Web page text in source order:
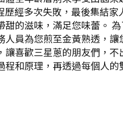
歷經多次失敗，最後集結
的滋味，滿足您味蕾。
員為您煎至金黃熟透，
喜歡三星蔥的朋友們，
和原理，再透過每個人